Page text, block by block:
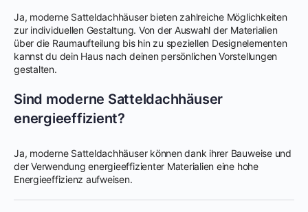
Ja, moderne Satteldachhäuser bieten zahlreiche Möglichkeiten
zur individuellen Gestaltung. Von der Auswahl der Materialien
über die Raumaufteilung bis hin zu speziellen Designelementen
kannst du dein Haus nach deinen persönlichen Vorstellungen
gestalten.
Sind moderne Satteldachhäuser
energieeffizient?
Ja, moderne Satteldachhäuser können dank ihrer Bauweise und
der Verwendung energieeffizienter Materialien eine hohe
Energieeffizienz aufweisen.